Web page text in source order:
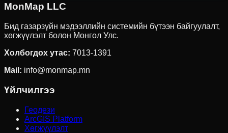
MonMap LLC
Бид газарзүйн мэдээллийн системийн бүтээн байгуулалт,
хөгжүүлэлт болон Монгол Улс.
Холбогдох утас: 7013-1391
Mail: info@monmap.mn
Үйлчилгээ
Геодези
ArcGIS Platform
Хөгжүүлэлт